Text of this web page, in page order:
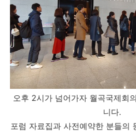
오후 2시가 넘어가자 월곡국제회
니다.
포럼 자료집과 사전예약한 분들의